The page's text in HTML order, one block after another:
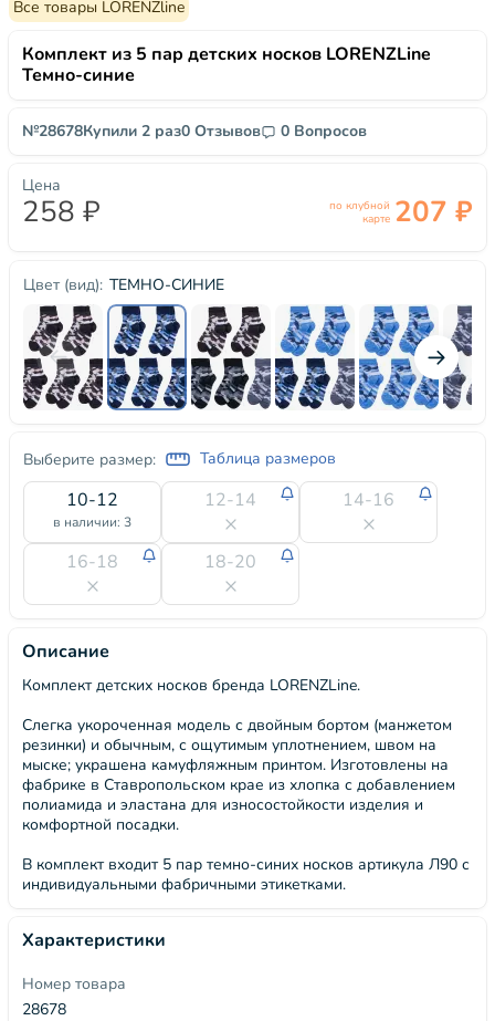
Все товары LORENZline
Комплект из 5 пар детских носков LORENZLine
Темно-синие
№28678Купили 2 раз0 Отзывов 0 Вопросов
Цвет (вид): ТЕМНО-СИНИЕ
Выберите размер: Таблица размеров
10-12
в наличии: 3
12-14 14-16
16-18 18-20
Цена
258 ₽
по клубной
карте 207 ₽
Описание
Комплект детских носков бренда LORENZLine.
Слегка укороченная модель с двойным бортом (манжетом
резинки) и обычным, с ощутимым уплотнением, швом на
мыске; украшена камуфляжным принтом. Изготовлены на
фабрике в Ставропольском крае из хлопка с добавлением
полиамида и эластана для износостойкости изделия и
комфортной посадки.
В комплект входит 5 пар темно-синих носков артикула Л90 с
индивидуальными фабричными этикетками.
Характеристики
Номер товара
28678